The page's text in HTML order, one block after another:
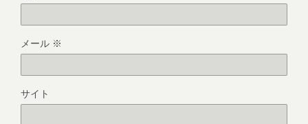
メール ※
サイト